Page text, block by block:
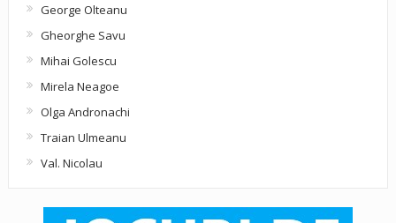
George Olteanu
Gheorghe Savu
Mihai Golescu
Mirela Neagoe
Olga Andronachi
Traian Ulmeanu
Val. Nicolau